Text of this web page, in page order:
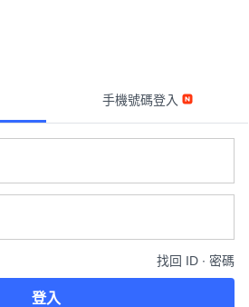
手機號碼登入
找回 ID ∙ 密碼
登入